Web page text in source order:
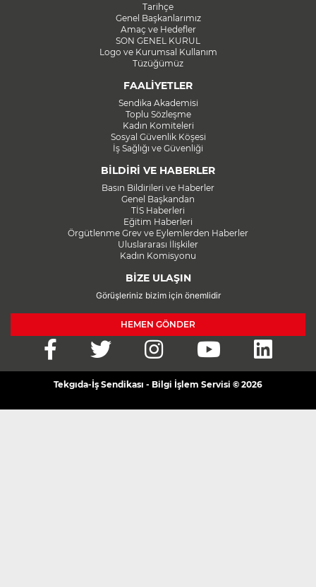
Tarihçe
Genel Başkanlarımız
Amaç ve Hedefler
SON GENEL KURUL
Logo ve Kurumsal Kullanım
Tüzüğümüz
FAALİYETLER
Sendika Akademisi
Toplu Sözleşme
Kadın Komiteleri
Sosyal Güvenlik Köşesi
İş Sağlığı ve Güvenliği
BİLDİRİ VE HABERLER
Basın Bildirileri ve Haberler
Genel Başkandan
TİS Haberleri
Eğitim Haberleri
Örgütlenme Grev ve Eylemlerden Haberler
Uluslararası İlişkiler
Kadın Komisyonu
BİZE ULAŞIN
Görüşleriniz bizim için önemlidir
HEMEN GÖNDER
Tekgıda-İş Sendikası - Bilgi İşlem Servisi © 2026